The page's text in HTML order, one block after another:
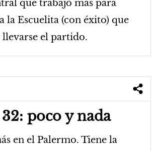
que trabajó más para
la Escuelita (con éxito) que
llevarse el partido.
poco y nada
en el Palermo. Tiene la